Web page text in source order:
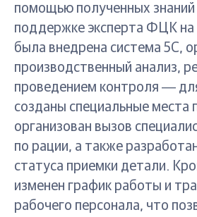
помощью полученных знаний
поддержке эксперта ФЦК на
была внедрена система 5С,
производственный анализ,
проведением контроля ―
созданы специальные места
организован вызов
по рации, а также
статуса приемки детали.
изменен график работы и
рабочего персонала, что